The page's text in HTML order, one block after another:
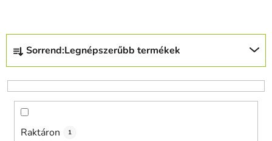
T
r
m
Sorrend:Legnépszerűbb termékek
Raktáron 1